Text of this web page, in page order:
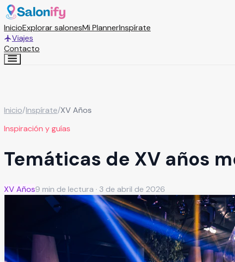
InicioExplorar salonesMi PlannerInspírate
Viajes
Contacto
Inicio/Inspírate/XV Años
Inspiración y guías
Temáticas de XV años
XV Años9 min de lectura · 3 de abril de 2026